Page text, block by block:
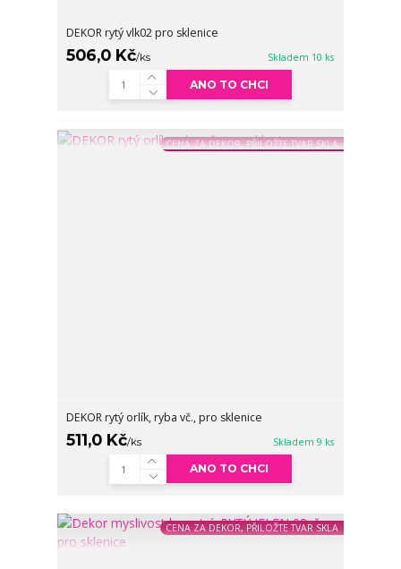
DEKOR rytý vlk02 pro sklenice
506,0 Kč/ks Skladem 10 ks
ANO TO CHCI
CENA ZA DEKOR, PŘILOŽTE TVAR SKLA
DEKOR rytý orlík, ryba vč., pro sklenice
511,0 Kč/ks Skladem 9 ks
ANO TO CHCI
CENA ZA DEKOR, PŘILOŽTE TVAR SKLA